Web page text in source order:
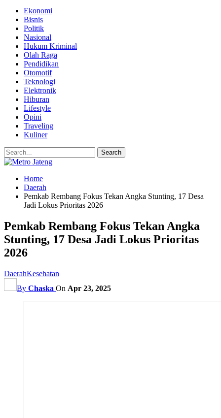
Ekonomi
Bisnis
Politik
Nasional
Hukum Kriminal
Olah Raga
Pendidikan
Otomotif
Teknologi
Elektronik
Hiburan
Lifestyle
Opini
Traveling
Kuliner
Home
Daerah
Pemkab Rembang Fokus Tekan Angka Stunting, 17 Desa
Jadi Lokus Prioritas 2026
Pemkab Rembang Fokus Tekan Angka
Stunting, 17 Desa Jadi Lokus Prioritas
2026
DaerahKesehatan
By Chaska On Apr 23, 2025